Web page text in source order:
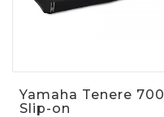
Yamaha Tenere 700
Slip-on